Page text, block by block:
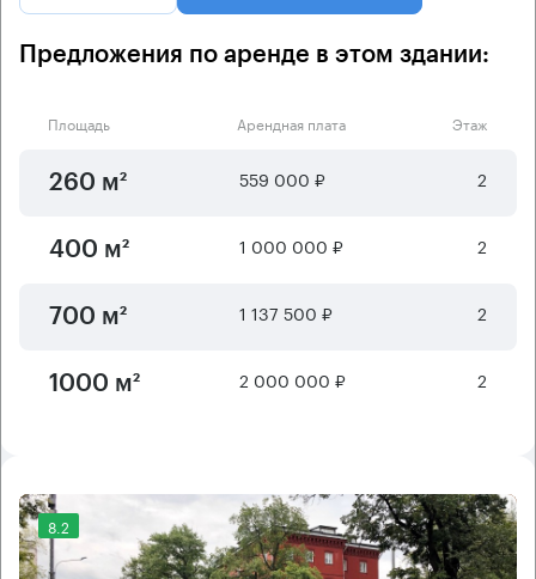
Предложения по аренде в этом здании:
Площадь Арендная плата Этаж
260 м² 559 000 ₽ 2
400 м² 1 000 000 ₽ 2
700 м² 1 137 500 ₽ 2
1000 м² 2 000 000 ₽ 2
8.2